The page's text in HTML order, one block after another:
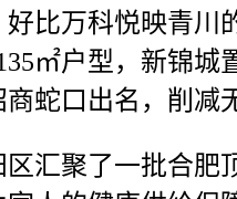
比万科悦映青川
㎡户型，新锦城
蛇口出名，削减
聚了一批合肥